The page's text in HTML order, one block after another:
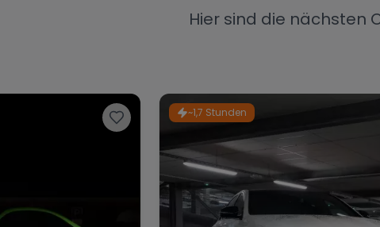
Hier sind die nächsten
~1,7 Stunden